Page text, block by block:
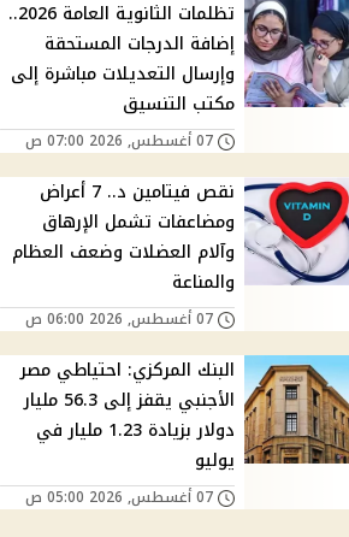
تظلمات الثانوية العامة 2026..
إضافة الدرجات المستحقة
وإرسال التعديلات مباشرة إلى
مكتب التنسيق
07 أغسطس, 2026 07:00 ص
نقص فيتامين د.. 7 أعراض
ومضاعفات تشمل الإرهاق
وآلام العضلات وضعف العظام
والمناعة
07 أغسطس, 2026 06:00 ص
البنك المركزي: احتياطي مصر
الأجنبي يقفز إلى 56.3 مليار
دولار بزيادة 1.23 مليار في
يوليو
07 أغسطس, 2026 05:00 ص